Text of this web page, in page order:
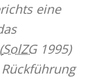
eine
SolZG1995)